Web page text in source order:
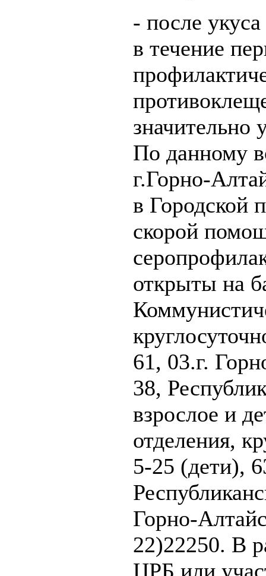
- после
в течение
значительно
По данному
г.Горно-
в Городской
скорой
открыты на
61, 03.г.
38,
взрослое и
отделения,
5-25 (дети),
Горно-
22)22250. В
ЦРБ или